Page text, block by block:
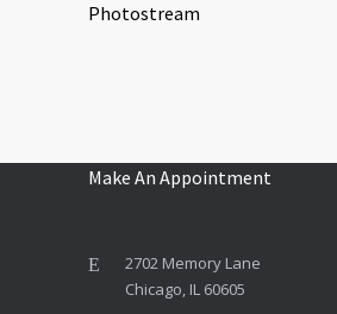
Photostream
Make An Appointment
2702 Memory Lane
Chicago, IL 60605